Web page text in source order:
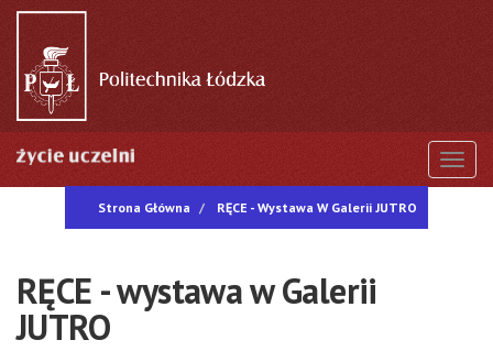
Przejdź
treści
Strona Główna RĘCE - Wystawa W Galerii JUTRO
RĘCE - wystawa w Galerii
JUTRO